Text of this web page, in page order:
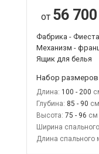
от 56 700
Фабрика -
Механизм -
Ящик для белья
Набор размеров
Длина: 100 - 200
Глубина: 85 - 90
Высота: 75 - 96
Ширина
Длина спального